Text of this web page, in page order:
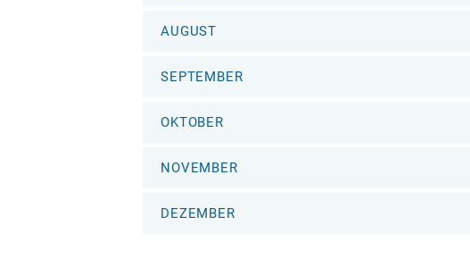
AUGUST
SEPTEMBER
OKTOBER
NOVEMBER
DEZEMBER